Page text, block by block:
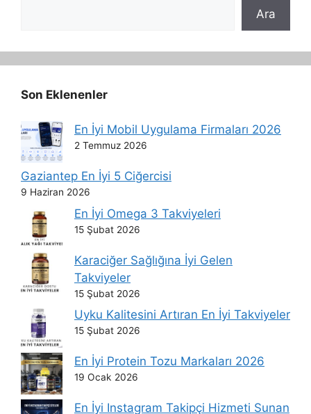
Ara
Son Eklenenler
En İyi Mobil Uygulama Firmaları 2026
2 Temmuz 2026
Gaziantep En İyi 5 Ciğercisi
9 Haziran 2026
En İyi Omega 3 Takviyeleri
15 Şubat 2026
Karaciğer Sağlığına İyi Gelen
Takviyeler
15 Şubat 2026
Uyku Kalitesini Artıran En İyi Takviyeler
15 Şubat 2026
En İyi Protein Tozu Markaları 2026
19 Ocak 2026
En İyi Instagram Takipçi Hizmeti Sunan